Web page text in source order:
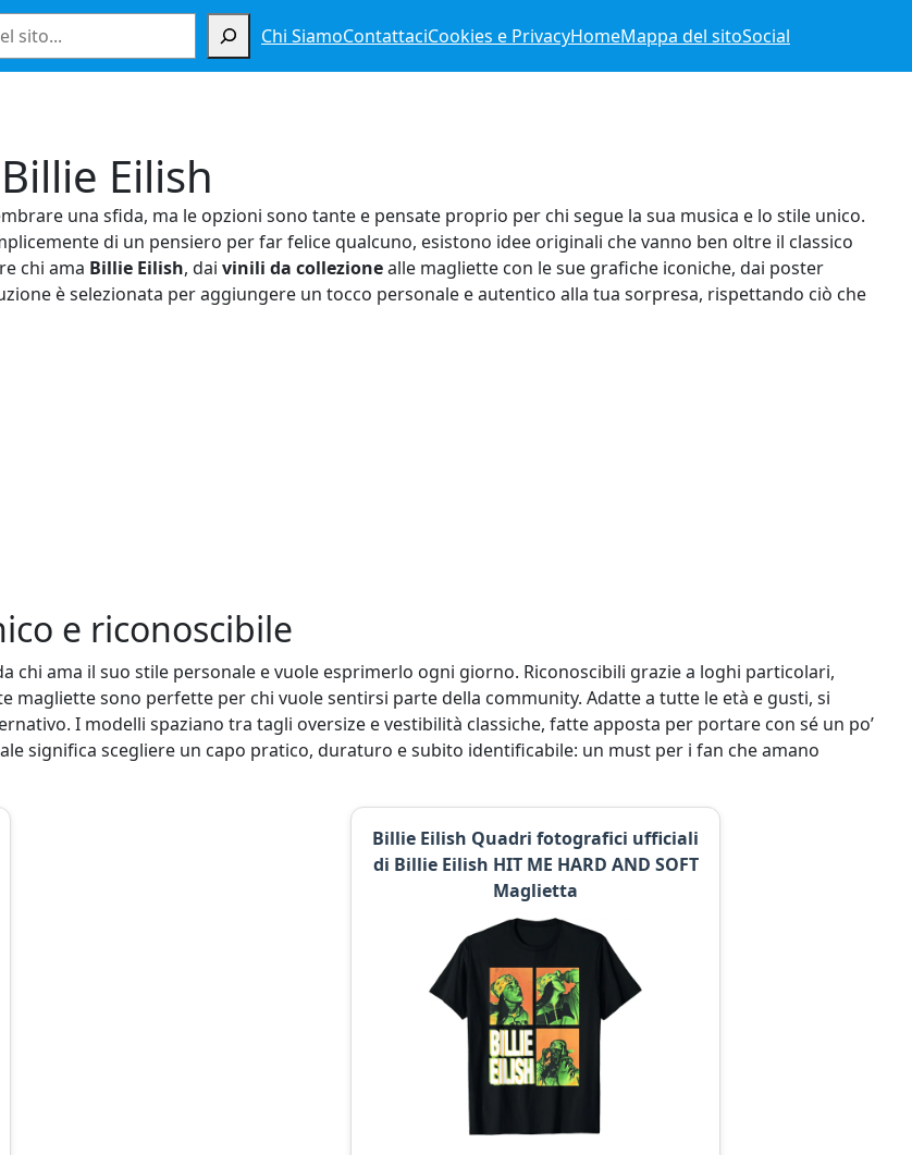
Chi SiamoContattaciCookies e PrivacyHomeMappa del sitoSocial
Eilish
una sfida, ma le opzioni sono tante e pensate proprio per chi segue la sua musica e lo stile unico.
di un pensiero per far felice qualcuno, esistono idee originali che vanno ben oltre il classico
chi ama Billie Eilish, dai vinili da collezionealle magliette con le sue grafiche iconiche, dai poster
è selezionata per aggiungere un tocco personale e autentico alla tua sorpresa, rispettando ciò che
e riconoscibile
chi ama il suo stile personale e vuole esprimerlo ogni giorno. Riconoscibili grazie a loghi particolari,
magliette sono perfette per chi vuole sentirsi parte della community. Adatte a tutte le età e gusti, si
I modelli spaziano tra tagli oversize e vestibilità classiche, fatte apposta per portare con sé un po’
significa scegliere un capo pratico, duraturo e subito identificabile: un must per i fan che amano
Billie Eilish Quadri fotografici ufficiali
di Billie Eilish HIT ME HARD AND SOFT
Maglietta